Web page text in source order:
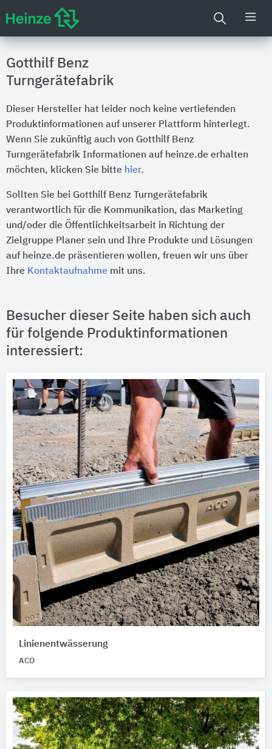
Gotthilf Benz
Turngerätefabrik
Dieser Hersteller hat leider noch keine vertiefenden
Produktinformationen auf unserer Plattform hinterlegt.
Wenn Sie zukünftig auch von Gotthilf Benz
Turngerätefabrik Informationen auf heinze.de erhalten
möchten, klicken Sie bitte hier.
Sollten Sie bei Gotthilf Benz Turngerätefabrik
verantwortlich für die Kommunikation, das Marketing
und/oder die Öffentlichkeitsarbeit in Richtung der
Zielgruppe Planer sein und Ihre Produkte und Lösungen
auf heinze.de präsentieren wollen, freuen wir uns über
Ihre Kontaktaufnahme mit uns.
Besucher dieser Seite haben sich auch
für folgende Produktinformationen
interessiert:
Linienentwässerung
ACO